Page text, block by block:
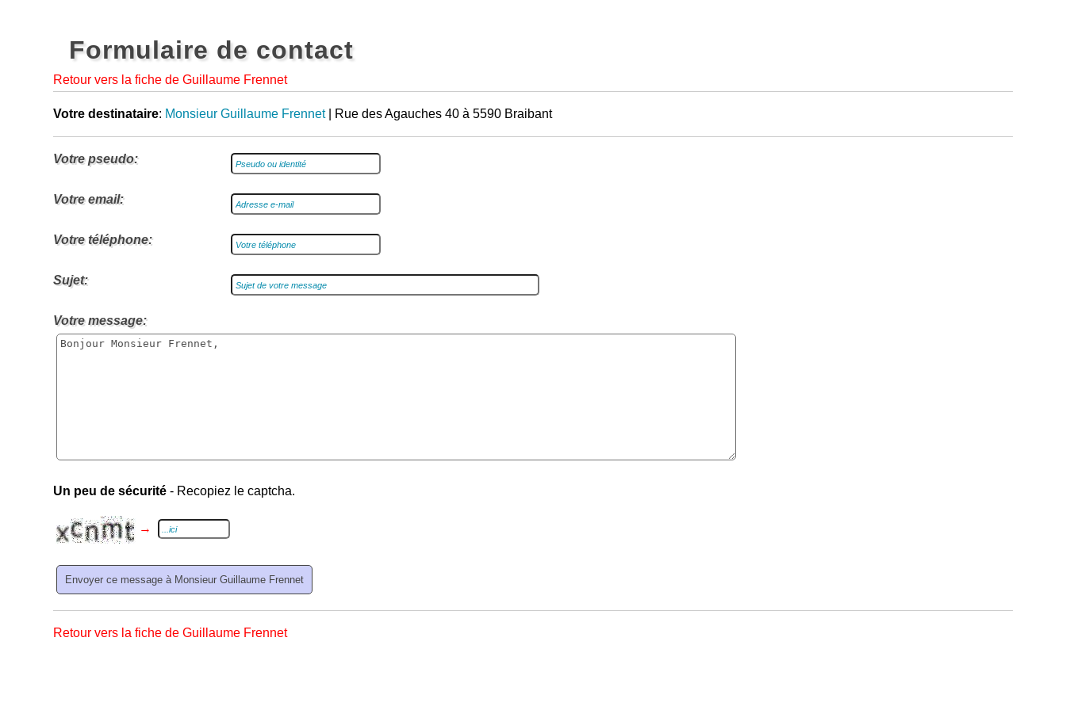
Formulaire de contact
Retour vers la fiche de Guillaume Frennet
Votre destinataire: Monsieur Guillaume Frennet| Rue des Agauches 40 à 5590 Braibant
Votre pseudo:
Votre email:
Votre téléphone:
Sujet:
Votre message:
Un peu de sécurité - Recopiez le captcha.
→
Retour vers la fiche de Guillaume Frennet